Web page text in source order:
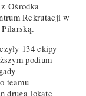
Ośrodka
Rekrutacji w
134 ekipy
podium
teamu
drugą lokatę